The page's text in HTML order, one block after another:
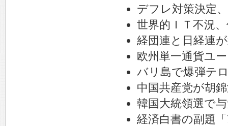
デフレ対策決定
世界的ＩＴ不況
経団連と日経連
欧州単一通貨ユ
バリ島で爆弾テ
中国共産党が胡
韓国大統領選で
経済白書の副題